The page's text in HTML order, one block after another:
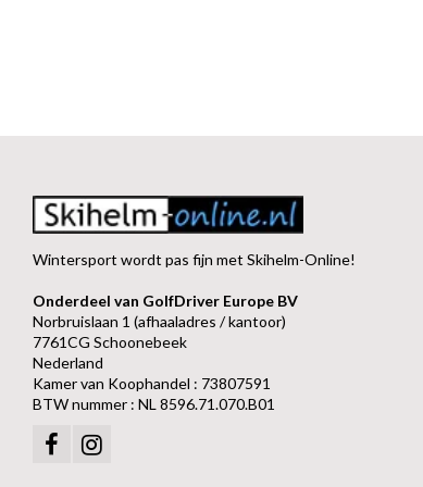
Wintersport wordt pas fijn met Skihelm-Online!
Onderdeel van GolfDriver Europe BV
Norbruislaan 1 (afhaaladres / kantoor)
7761CG Schoonebeek
Nederland
Kamer van Koophandel : 73807591
BTW nummer : NL 8596.71.070.B01